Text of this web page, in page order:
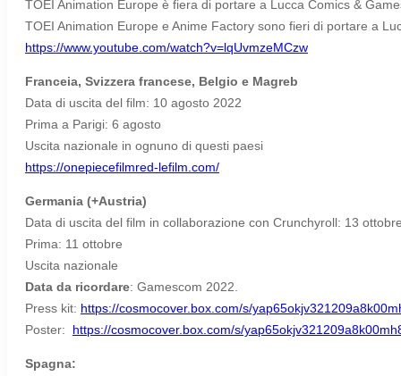
TOEI Animation Europe è fiera di portare a Lucca Comics &
TOEI Animation Europe e Anime Factory sono fieri di portare a
https://www.youtube.com/watch?v=lqUvmzeMCzw
Franceia, Svizzera francese, Belgio e Magreb
Data di uscita del film: 10 agosto 2022
Prima a Parigi: 6 agosto
Uscita nazionale in ognuno di questi paesi
https://onepiecefilmred-lefilm.com/
Germania (+Austria)
Data di uscita del film in collaborazione con Crunchyroll: 13
Prima: 11 ottobre
Uscita nazionale
Data da ricordare: Gamescom 2022.
Press kit: https://cosmocover.box.com/s/
Poster: https://cosmocover.box.com/s/
Spagna: